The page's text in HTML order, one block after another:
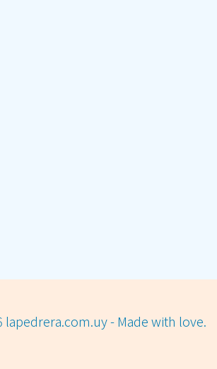
lapedrera.com.uy - Made with love.